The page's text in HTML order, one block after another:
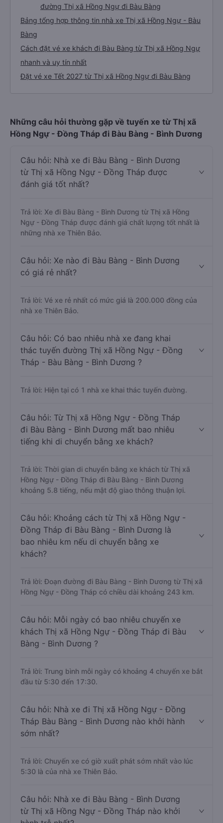
đường Thị xã Hồng Ngự đi Bàu Bàng
Bảng tổng hợp thông tin nhà xe Thị xã Hồng Ngự - Bàu
Bàng
Cách đặt vé xe khách đi Bàu Bàng từ Thị xã Hồng Ngự
nhanh và uy tín nhất
Đặt vé xe Tết 2027 từ Thị xã Hồng Ngự đi Bàu Bàng
Những câu hỏi thường gặp về tuyến xe từ Thị xã
Hồng Ngự - Đồng Tháp đi Bàu Bàng - Bình Dương
Câu hỏi: Nhà xe đi Bàu Bàng - Bình Dương
từ Thị xã Hồng Ngự - Đồng Tháp được
đánh giá tốt nhất?
Trả lời: Xe đi Bàu Bàng - Bình Dương từ Thị xã Hồng
Ngự - Đồng Tháp được đánh giá chất lượng tốt nhất là
những nhà xe Thiên Bảo.
Câu hỏi: Xe nào đi Bàu Bàng - Bình Dương
có giá rẻ nhất?
Trả lời: Vé xe rẻ nhất có mức giá là 200.000 đồng của
nhà xe Thiên Bảo.
Câu hỏi: Có bao nhiêu nhà xe đang khai
thác tuyến đường Thị xã Hồng Ngự - Đồng
Tháp - Bàu Bàng - Bình Dương ?
Trả lời: Hiện tại có 1 nhà xe khai thác tuyến đường.
Câu hỏi: Từ Thị xã Hồng Ngự - Đồng Tháp
đi Bàu Bàng - Bình Dương mất bao nhiêu
tiếng khi di chuyển bằng xe khách?
Trả lời: Thời gian di chuyển bằng xe khách từ Thị xã
Hồng Ngự - Đồng Tháp đi Bàu Bàng - Bình Dương
khoảng 5.8 tiếng, nếu mật độ giao thông thuận lợi.
Câu hỏi: Khoảng cách từ Thị xã Hồng Ngự -
Đồng Tháp đi Bàu Bàng - Bình Dương là
bao nhiêu km nếu di chuyển bằng xe
khách?
Trả lời: Đoạn đường đi Bàu Bàng - Bình Dương từ Thị xã
Hồng Ngự - Đồng Tháp có chiều dài khoảng 243 km.
Câu hỏi: Mỗi ngày có bao nhiêu chuyến xe
khách Thị xã Hồng Ngự - Đồng Tháp đi Bàu
Bàng - Bình Dương ?
Trả lời: Trung bình mỗi ngày có khoảng 4 chuyến xe bắt
đầu từ 5:30 đến 17:30.
Câu hỏi: Nhà xe đi Thị xã Hồng Ngự - Đồng
Tháp Bàu Bàng - Bình Dương nào khởi hành
sớm nhất?
Trả lời: Chuyến xe có giờ xuất phát sớm nhất vào lúc
5:30 là của nhà xe Thiên Bảo.
Câu hỏi: Nhà xe đi Bàu Bàng - Bình Dương
từ Thị xã Hồng Ngự - Đồng Tháp nào khởi